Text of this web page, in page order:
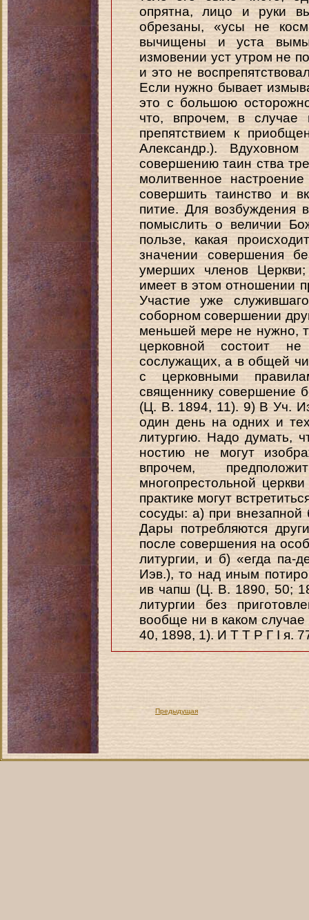
опрятна, лицо и руки
обрезаны, «усы не
вычищены и уста
измовении уст утром не
и это не
Если нужно бывает
это с большою
что, впрочем, в случае
препятствием к
Александр.).
совершению таин ства
молитвенное
совершить таинство и
питие. Для возбуждения
помыслить о величии
пользе, какая
значении совершения
умерших членов
имеет в этом отношении
Участие уже
соборном совершении
меньшей мере не нужно,
церковной состоит
сослужащих, а в общей
с церковными
священнику совершение
(Ц. В. 1894, 11). 9) В Уч.
один день на одних и
литургию. Надо думать,
ностию не могут
впрочем,
многопрестольной
практике могут
сосуды: а) при
Дары потребляются
после совершения на
литургии, и б) «егда па-
Иэв.), то над иным
ив чапш (Ц. В. 1890, 50;
литургии без
вообще ни в каком
40, 1898, 1). И Т Т Р Г I я.
Предыдущая